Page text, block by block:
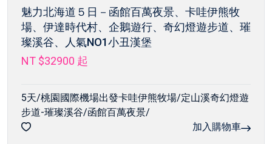
魅力北海道５日－函館百萬夜景、卡哇伊熊牧
場、伊達時代村、企鵝遊行、奇幻燈遊步道、璀
璨溪谷、人氣NO1小丑漢堡
NT $32900 起
5天/桃園國際機場出發卡哇伊熊牧場/定山溪奇幻燈遊
步道-璀璨溪谷/函館百萬夜景/
加入購物車